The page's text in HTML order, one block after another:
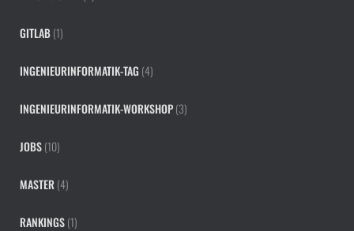
GITLAB(1)
INGENIEURINFORMATIK-TAG (4)
INGENIEURINFORMATIK-WORKSHOP(3)
JOBS(10)
MASTER (4)
RANKINGS(1)